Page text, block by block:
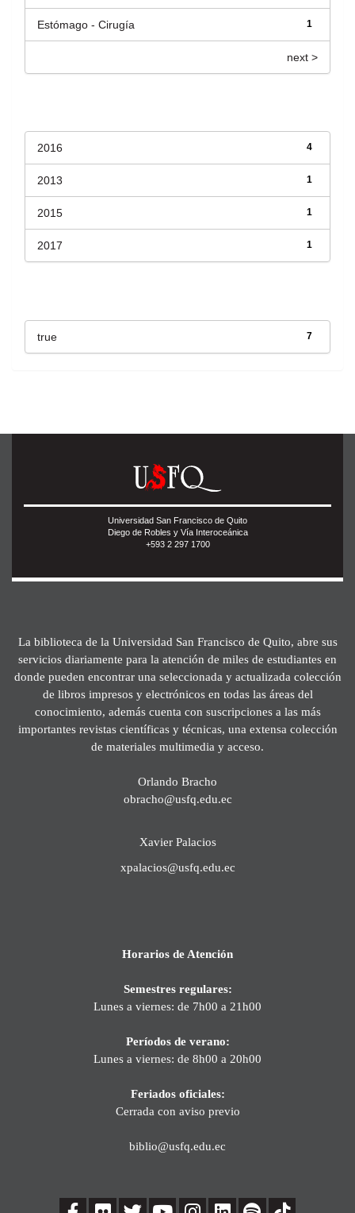
1
Estómago - Cirugía
next >
4
2016
1
2013
1
2015
1
2017
7
true
Universidad San Francisco de Quito
Diego de Robles y Vía Interoceánica
+593 2 297 1700
La biblioteca de la Universidad San Francisco de Quito, abre sus
servicios diariamente para la atención de miles de estudiantes en
donde pueden encontrar una seleccionada y actualizada colección
de libros impresos y electrónicos en todas las áreas del
conocimiento, además cuenta con suscripciones a las más
importantes revistas científicas y técnicas, una extensa colección
de materiales multimedia y acceso.
Orlando Bracho
obracho@usfq.edu.ec
Xavier Palacios
xpalacios@usfq.edu.ec
Horarios de Atención
Semestres regulares:
Lunes a viernes: de 7h00 a 21h00
Períodos de verano:
Lunes a viernes: de 8h00 a 20h00
Feriados oficiales:
Cerrada con aviso previo
biblio@usfq.edu.ec